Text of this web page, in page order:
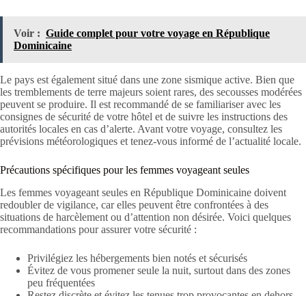
Voir : Guide complet pour votre voyage en République
Dominicaine
Le pays est également situé dans une zone sismique active. Bien que
les tremblements de terre majeurs soient rares, des secousses modérées
peuvent se produire. Il est recommandé de se familiariser avec les
consignes de sécurité de votre hôtel et de suivre les instructions des
autorités locales en cas d’alerte. Avant votre voyage, consultez les
prévisions météorologiques et tenez-vous informé de l’actualité locale.
Précautions spécifiques pour les femmes voyageant seules
Les femmes voyageant seules en République Dominicaine doivent
redoubler de vigilance, car elles peuvent être confrontées à des
situations de harcèlement ou d’attention non désirée. Voici quelques
recommandations pour assurer votre sécurité :
Privilégiez les hébergements bien notés et sécurisés
Évitez de vous promener seule la nuit, surtout dans des zones
peu fréquentées